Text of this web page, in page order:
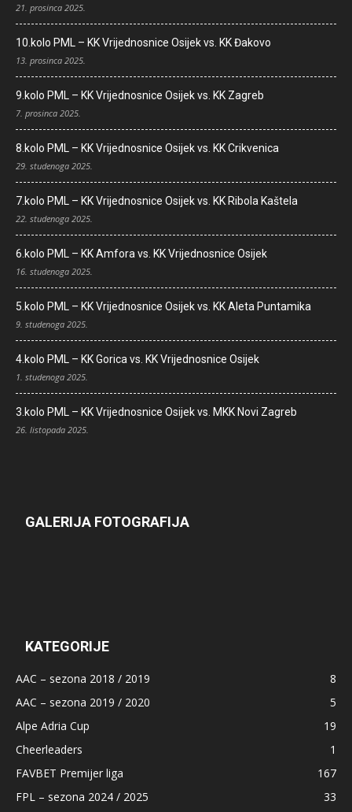
21. prosinca 2025.
10.kolo PML – KK Vrijednosnice Osijek vs. KK Đakovo
13. prosinca 2025.
9.kolo PML – KK Vrijednosnice Osijek vs. KK Zagreb
7. prosinca 2025.
8.kolo PML – KK Vrijednosnice Osijek vs. KK Crikvenica
29. studenoga 2025.
7.kolo PML – KK Vrijednosnice Osijek vs. KK Ribola Kaštela
22. studenoga 2025.
6.kolo PML – KK Amfora vs. KK Vrijednosnice Osijek
16. studenoga 2025.
5.kolo PML – KK Vrijednosnice Osijek vs. KK Aleta Puntamika
9. studenoga 2025.
4.kolo PML – KK Gorica vs. KK Vrijednosnice Osijek
1. studenoga 2025.
3.kolo PML – KK Vrijednosnice Osijek vs. MKK Novi Zagreb
26. listopada 2025.
GALERIJA FOTOGRAFIJA
KATEGORIJE
AAC – sezona 2018 / 2019
8
AAC – sezona 2019 / 2020
5
Alpe Adria Cup
19
Cheerleaders
1
FAVBET Premijer liga
167
FPL – sezona 2024 / 2025
33